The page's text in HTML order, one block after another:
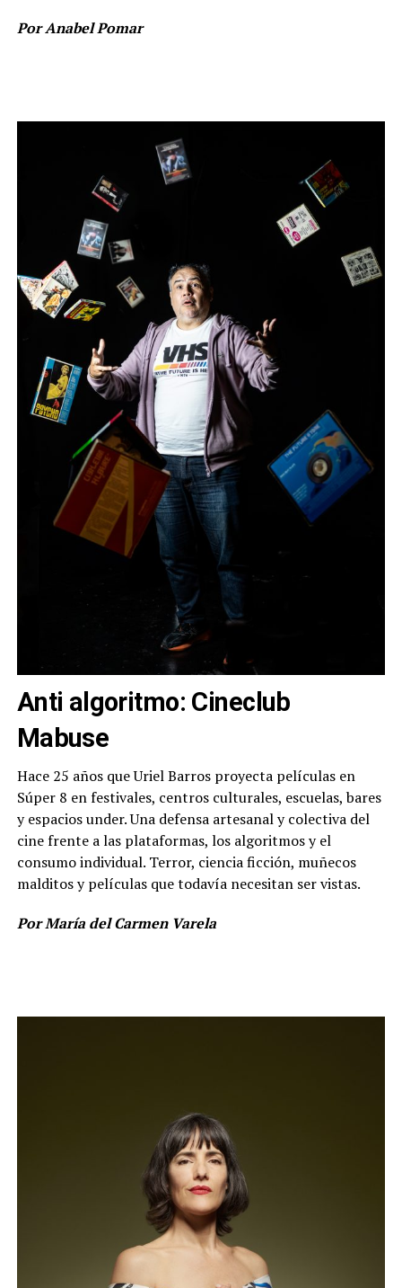
Por Anabel Pomar
Anti algoritmo: Cineclub
Mabuse
Hace 25 años que Uriel Barros proyecta películas en
Súper 8 en festivales, centros culturales, escuelas, bares
y espacios under. Una defensa artesanal y colectiva del
cine frente a las plataformas, los algoritmos y el
consumo individual. Terror, ciencia ficción, muñecos
malditos y películas que todavía necesitan ser vistas.
Por María del Carmen Varela